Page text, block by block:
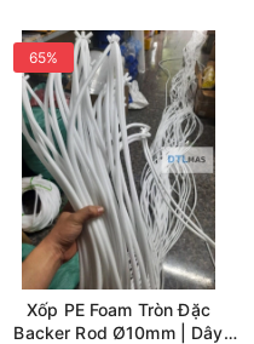
65%
Xốp PE Foam Tròn Đặc
Backer Rod Ø10mm | Dây